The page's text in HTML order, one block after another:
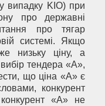
випадку KIO) при
про державні
про тягар
системі. Якщо
низьку ціну, а
тендера «A»,
що ціна «А» є
конкурент
«А» не